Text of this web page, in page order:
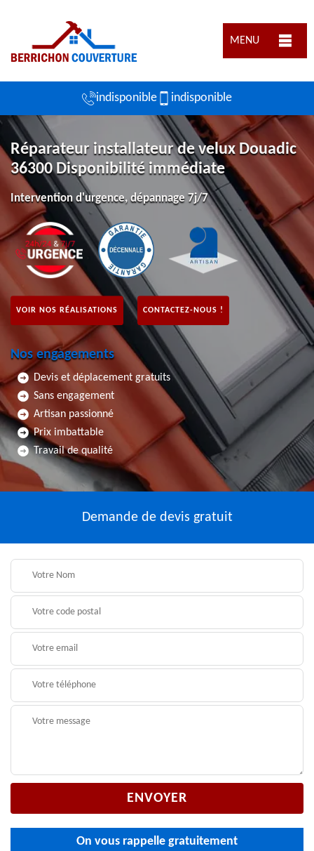
MENU
indisponible indisponible
Réparateur installateur de velux Douadic
36300 Disponibilité immédiate
Intervention d'urgence, dépannage 7j/7
VOIR NOS RÉALISATIONS CONTACTEZ-NOUS !
Nos engagements
Devis et déplacement gratuits
Sans engagement
Artisan passionné
Prix imbattable
Travail de qualité
Demande de devis gratuit
On vous rappelle gratuitement